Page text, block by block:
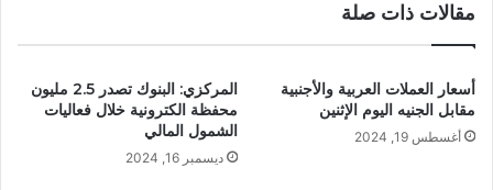
مقالات ذات صلة
أسعار العملات العربية والأجنبية
مقابل الجنيه اليوم الإثنين
أغسطس 19, 2024
المركزي: البنوك تصدر 2.5 مليون
محفظة الكترونية خلال فعاليات
الشمول المالي
ديسمبر 16, 2024